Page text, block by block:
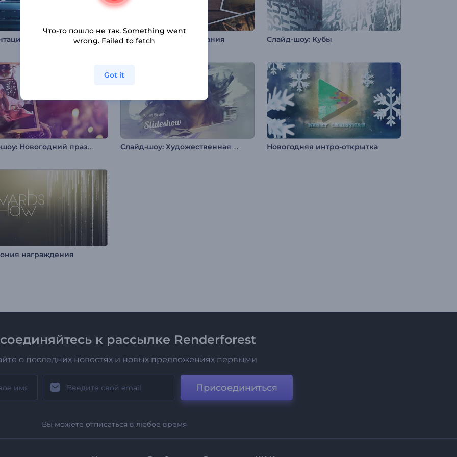
Презентация: Футуристический куб Сердечные воспоминания Слайд-шоу: Кубы
Слайд-шоу: Новогодний праздник Слайд-шоу: Художественная кисть Новогодняя интро-открытка
награждения
к рассылке Renderforest
о последних новостях и новых предложениях первыми
Присоединиться
Вы можете отписаться в любое время
Что-то пошло не так. Something went
wrong. Failed to fetch
Got it